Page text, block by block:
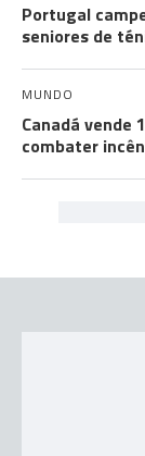
Portugal
seniores de
MUNDO
Canadá vende
combater